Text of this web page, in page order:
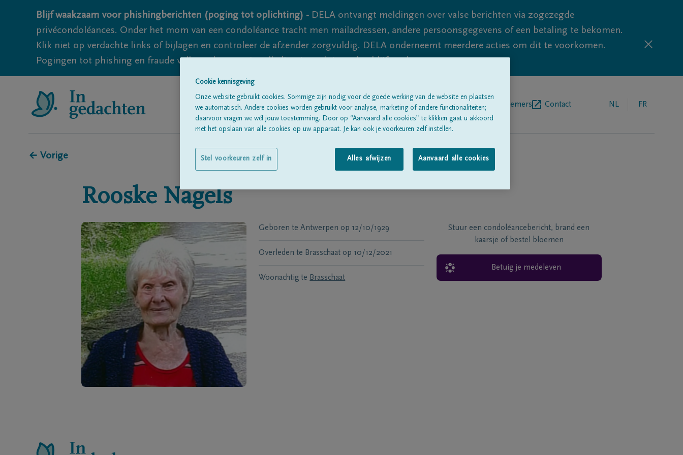
Blijf waakzaam voor phishingberichten (poging tot oplichting) - DELA ontvangt meldingen over valse berichten via zogezegde
privécondoléances. Onder het mom van een condoléance tracht men mailadressen, andere persoonsgegevens of een betaling te bekomen.
Klik niet op verdachte links of bijlagen en controleer de afzender zorgvuldig. DELA onderneemt meerdere acties om dit te voorkomen.
Pogingen tot phishing en fraude vallen echter nooit volledig uit te sluiten, dus blijf waakzaam.
Alle rouwberichtenOver onsBegrafenisondernemers Contact NL FR
← Vorige
Rooske Nagels
Geboren te Antwerpen op 12/10/1929
Overleden te Brasschaat op 10/12/2021
Woonachtig te Brasschaat
Stuur een condoléancebericht, brand een
kaarsje of bestel bloemen
Betuig je medeleven
Cookie kennisgeving
Onze website gebruikt cookies. Sommige zijn nodig voor de goede werking van de website en plaatsen
we automatisch. Andere cookies worden gebruikt voor analyse, marketing of andere functionaliteiten;
daarvoor vragen we wél jouw toestemming. Door op “Aanvaard alle cookies” te klikken gaat u akkoord
met het opslaan van alle cookies op uw apparaat. Je kan ook je voorkeuren zelf instellen.
Alles afwijzen Aanvaard alle cookies
Stel voorkeuren zelf in